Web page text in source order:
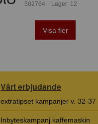
502764 Lager: 12
Visa fler
Vårt erbjudande
extratipset kampanjer v. 32-37
Inbyteskampanj kaffemaskin